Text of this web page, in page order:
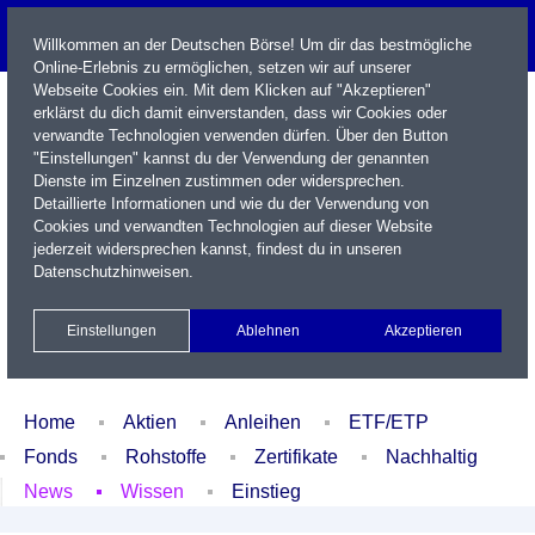
Name / WKN / ISIN / Kürzel
Xetra Realtime
Watchlist Portfolio Login
Home Aktien Anleihen
ETF/ETP
Fonds
Rohstoffe Zertifikate
Nachhaltig
News
Wissen Einstieg
Willkommen an der Deutschen Börse! Um dir das bestmögliche
Online-Erlebnis zu ermöglichen, setzen wir auf unserer
Webseite Cookies ein. Mit dem Klicken auf "Akzeptieren"
erklärst du dich damit einverstanden, dass wir Cookies oder
verwandte Technologien verwenden dürfen. Über den Button
"Einstellungen" kannst du der Verwendung der genannten
Dienste im Einzelnen zustimmen oder widersprechen.
Detaillierte Informationen und wie du der Verwendung von
Cookies und verwandten Technologien auf dieser Website
jederzeit widersprechen kannst, findest du in unseren
Datenschutzhinweisen.
Einstellungen Ablehnen Akzeptieren